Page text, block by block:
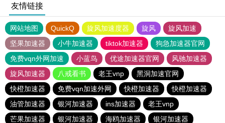
友情链接
网站地图 QuickQ 旋风加速度器 旋风
旋风加速
坚果加速器
小牛加速器 tiktok加速器
狗急加速器官网
免费vqn外网加速
小蓝鸟 优途加速器官网
风驰加速器
旋风加速器
八戒看书 老王vnp
黑洞加速官网
快橙加速器
免费vqn加速外网 快橙加速器
快橙加速器
油管加速器
银河加速器 ins加速器
老王vnp
芒果加速器
银河加速器 海鸥加速器 银河加速器